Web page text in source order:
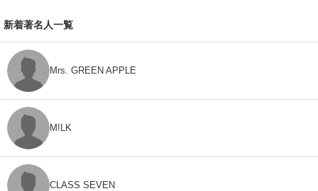
新着著名人一覧
Mrs. GREEN APPLE
M!LK
CLASS SEVEN